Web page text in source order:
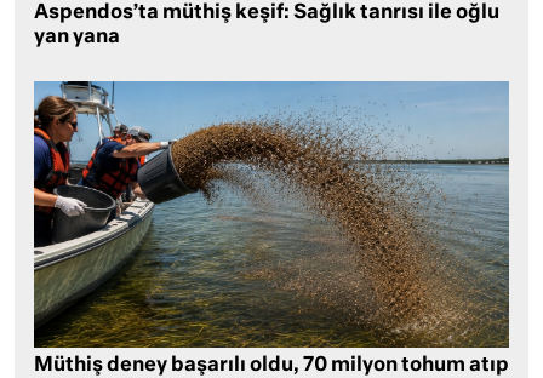
Aspendos’ta müthiş keşif: Sağlık tanrısı ile oğlu
yan yana
Müthiş deney başarılı oldu, 70 milyon tohum atıp